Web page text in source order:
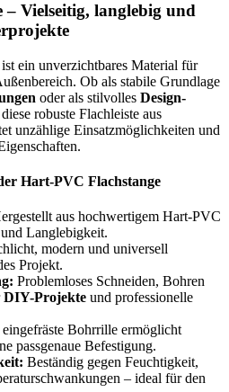
Vielseitig, langlebig und
ist ein unverzichtbares Material für
Ob als stabile Grundlage
oder als stilvolles Design-
robuste Flachleiste aus
unzählige Einsatzmöglichkeiten und
Hart-PVC Flachstange
aus hochwertigem Hart-PVC
Langlebigkeit.
modern und universell
Projekt.
Problemloses Schneiden, Bohren
DIY-Projekte und professionelle
Bohrrille ermöglicht
passgenaue Befestigung.
Beständig gegen Feuchtigkeit,
– ideal für den